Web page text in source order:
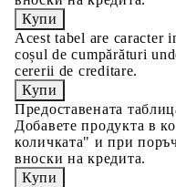
Acest tabel are caracter
coșul de cumpărături
cererii de creditare.
Предоставената
Добавете продукта в
количката" и при
вноски на кредита.